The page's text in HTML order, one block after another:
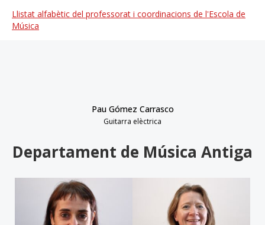
Llistat alfabètic del professorat i coordinacions de l'Escola de
Música
Pau Gómez Carrasco
Guitarra elèctrica
Departament de Música Antiga